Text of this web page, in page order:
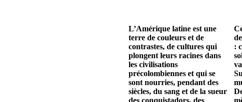
L’Amérique latine est une
terre de couleurs et de
contrastes, de cultures qui
plongent leurs racines dans
les civilisations
précolombiennes et qui se
sont nourries, pendant des
siècles, du sang et de la sueur
des conquistadors, des
: